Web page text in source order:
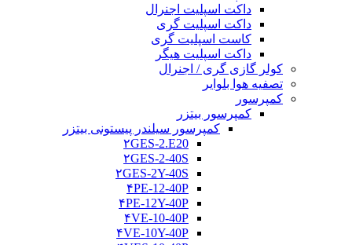
داکت اسپلیت اجنرال
داکت اسپلیت گری
کاست اسپلیت گری
داکت اسپلیت هیگر
کولر گازی گری / اجنرال
تصفیه هوا بلوایر
کمپرسور
کمپرسور بیتزر
کمپرسور سیلندر پیستونی بیتزر
۲GES-2.E20
۲GES-2-40S
۲GES-2Y-40S
۴PE-12-40P
۴PE-12Y-40P
۴VE-10-40P
۴VE-10Y-40P